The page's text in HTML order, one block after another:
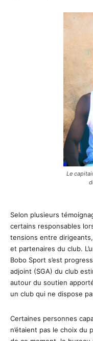
Le
Selon plusieurs
certains responsables
tensions entre
et partenaires du club.
Bobo Sport s’est
adjoint (SGA) du club
autour du soutien
un club qui ne dispose
Certaines personnes
n’étaient pas le choix